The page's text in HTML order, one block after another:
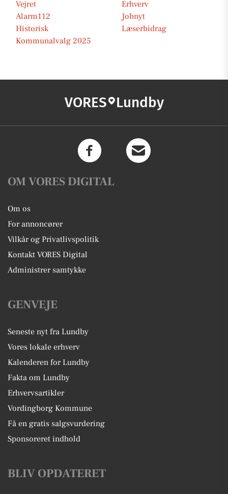
Vejret
Erhverv
Alarm112
Jobnyt
Historisk
Læserbidrag
Kommunalvalg 2025
VORES Lundby
OM VORES DIGITAL
Om os
For annoncører
Vilkår og Privatlivspolitik
Kontakt VORES Digital
Administrer samtykke
GENVEJE
Seneste nyt fra Lundby
Vores lokale erhverv
Kalenderen for Lundby
Fakta om Lundby
Erhvervsartikler
Vordingborg Kommune
Få en gratis salgsvurdering
Sponsoreret indhold
BLIV OPDATERET